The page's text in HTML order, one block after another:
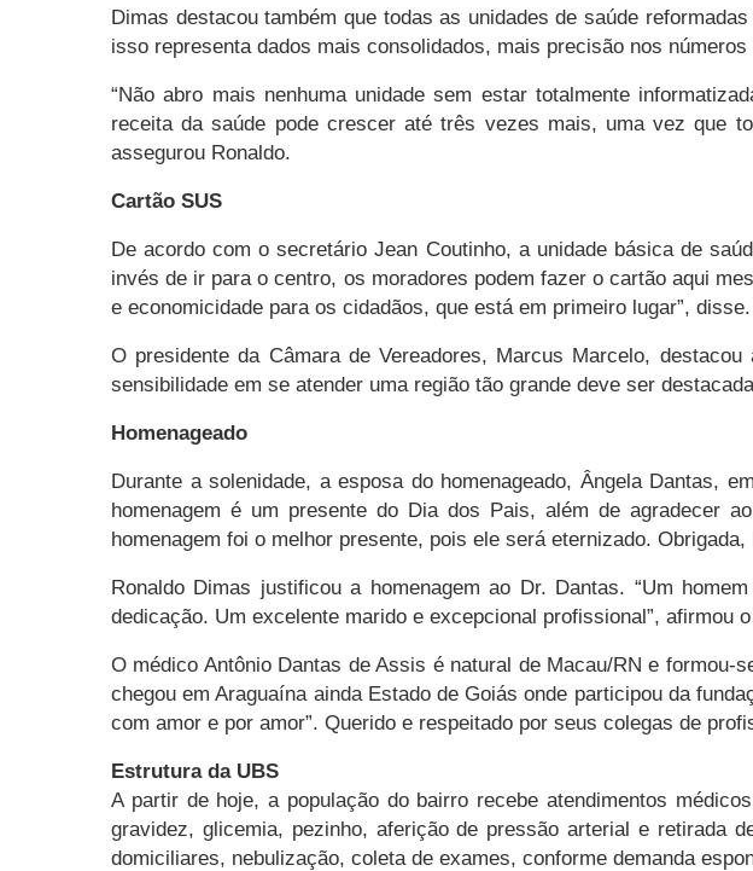
Dimas destacou também que todas as unidades de saúde
isso representa dados mais consolidados, mais precisão nos
“Não abro mais nenhuma unidade sem estar totalmente
receita da saúde pode crescer até três vezes mais, uma vez que
assegurou Ronaldo.
Cartão SUS
De acordo com o secretário Jean Coutinho, a unidade básica de
invés de ir para o centro, os moradores podem fazer o cartão aqui
e economicidade para os cidadãos, que está em primeiro lugar”, disse.
O presidente da Câmara de Vereadores, Marcus Marcelo,
sensibilidade em se atender uma região tão grande deve ser
Homenageado
Durante a solenidade, a esposa do homenageado, Ângela Dantas,
homenagem é um presente do Dia dos Pais, além de agradecer
homenagem foi o melhor presente, pois ele será eternizado.
Ronaldo Dimas justificou a homenagem ao Dr. Dantas. “Um
dedicação. Um excelente marido e excepcional profissional”, afirmou
O médico Antônio Dantas de Assis é natural de Macau/RN e
chegou em Araguaína ainda Estado de Goiás onde participou da
com amor e por amor”. Querido e respeitado por seus colegas de
Estrutura da UBS
A partir de hoje, a população do bairro recebe atendimentos
gravidez, glicemia, pezinho, aferição de pressão arterial e retirada
domiciliares, nebulização, coleta de exames, conforme demanda